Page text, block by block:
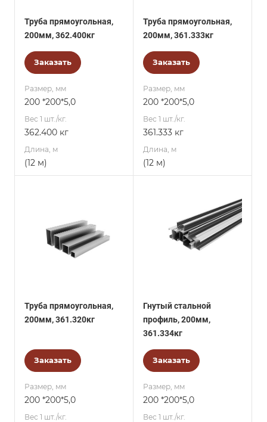
Труба прямоугольная,
200мм, 362.400кг
Заказать
Размер, мм
200 *200*5,0
Вес 1 шт./кг.
362.400 кг
Длина, м
(12 м)
Труба прямоугольная,
200мм, 361.333кг
Заказать
Размер, мм
200 *200*5,0
Вес 1 шт./кг.
361.333 кг
Длина, м
(12 м)
Труба прямоугольная,
200мм, 361.320кг
Заказать
Размер, мм
200 *200*5,0
Вес 1 шт./кг.
Гнутый стальной
профиль, 200мм,
361.334кг
Заказать
Размер, мм
200 *200*5,0
Вес 1 шт./кг.